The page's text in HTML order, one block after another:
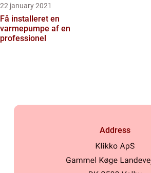
22 january 2021
Få installeret en
varmepumpe af en
professionel
Address